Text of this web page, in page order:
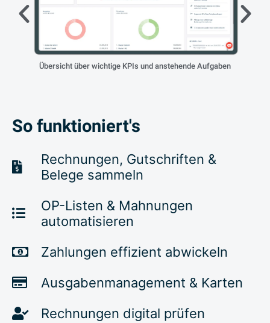
Übersicht über wichtige KPIs und anstehende Aufgaben
So funktioniert's
Rechnungen, Gutschriften &
Belege sammeln
OP-Listen & Mahnungen
automatisieren
Zahlungen effizient abwickeln
Ausgabenmanagement & Karten
Rechnungen digital prüfen